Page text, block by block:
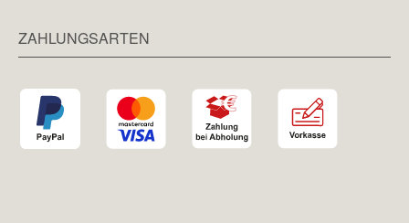
ZAHLUNGSARTEN